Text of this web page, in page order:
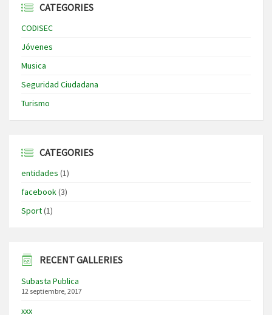
CATEGORIES
CODISEC
Jóvenes
Musica
Seguridad Ciudadana
Turismo
CATEGORIES
entidades (1)
facebook(3)
Sport(1)
RECENT GALLERIES
Subasta Publica
12 septiembre, 2017
xxx